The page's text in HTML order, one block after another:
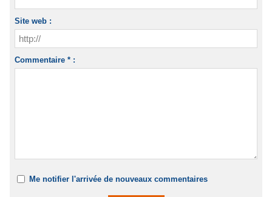
Site web :
Commentaire * :
Me notifier l'arrivée de nouveaux commentaires